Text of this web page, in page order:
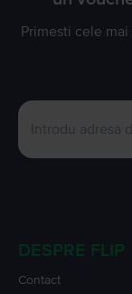
Primesti cele
DESPRE FLIP
Contact